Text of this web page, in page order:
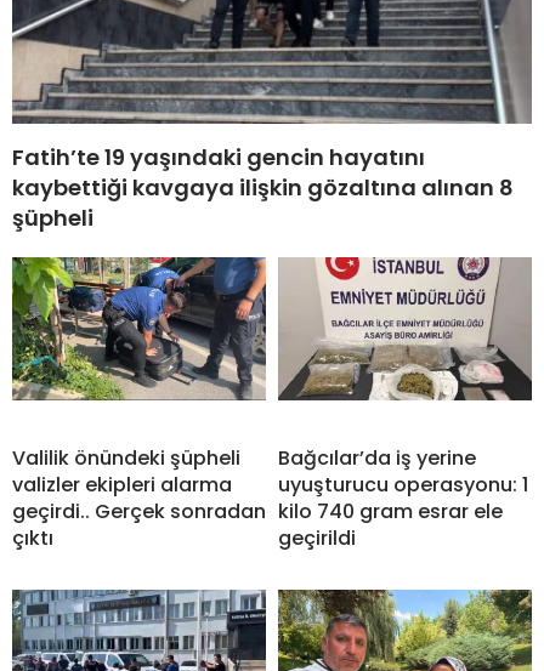
Fatih’te 19 yaşındaki gencin hayatını
kaybettiği kavgaya ilişkin gözaltına alınan 8
şüpheli
Valilik önündeki şüpheli
valizler ekipleri alarma
geçirdi.. Gerçek sonradan
çıktı
Bağcılar’da iş yerine
uyuşturucu operasyonu: 1
kilo 740 gram esrar ele
geçirildi